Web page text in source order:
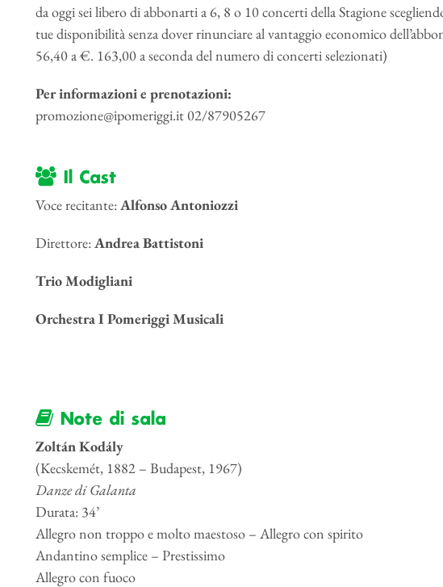
da oggi sei libero di abbonarti a 6, 8 o 10 concerti della Stagione
tue disponibilità senza dover rinunciare al vantaggio economico
56,40 a €. 163,00 a seconda del numero di concerti selezionati)
Per informazioni e prenotazioni:
promozione@ipomeriggi.it 02/87905267
Il Cast
Voce recitante:Alfonso Antoniozzi
Direttore:Andrea Battistoni
Trio Modigliani
Orchestra I Pomeriggi Musicali
Note di sala
Zoltán Kodály
(Kecskemét, 1882 – Budapest, 1967)
Danze di Galanta
Durata: 34’
Allegro non troppo e molto maestoso – Allegro con spirito
Andantino semplice – Prestissimo
Allegro con fuoco